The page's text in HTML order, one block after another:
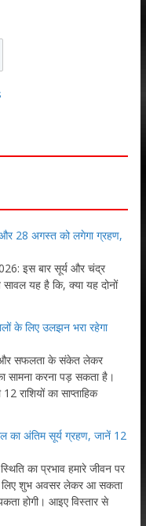
28 अगस्त को लगेगा ग्रहण,
इस बार सूर्य और चंद्र
यह है कि, क्या यह दोनों
के लिए उलझन भरा रहेगा
और सफलता के संकेत लेकर
सामना करना पड़ सकता है।
का साप्ताहिक
अंतिम सूर्य ग्रहण, जानें 12
का प्रभाव हमारे जीवन पर
लिए शुभ अवसर लेकर आ सकता
होगी। आइए विस्तार से